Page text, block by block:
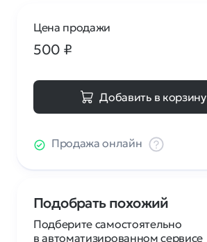
Цена продажи
500 ₽
Добавить в корзину
Продажа онлайн
Подобрать похожий
Подберите самостоятельно
в автоматизированном сервисе